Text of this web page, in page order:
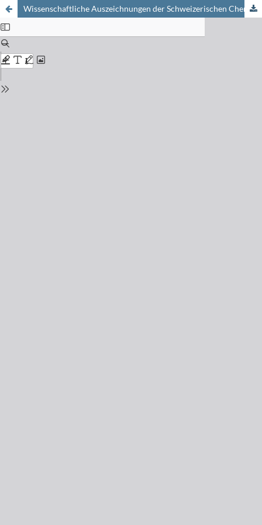
Wissenschaftliche Auszeichnungen der Schweizerischen Chemischen Gesellschaft: Ausschreibung für die Verleihung 2002